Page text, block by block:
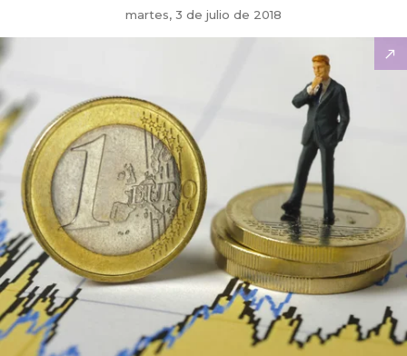
martes, 3 de julio de 2018